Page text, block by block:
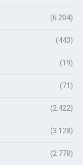
(6.204)
(443)
(19)
(71)
(2.422)
(3.128)
(2.778)